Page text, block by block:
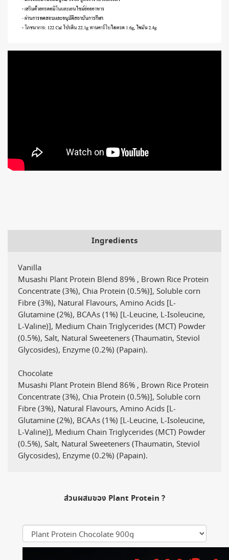
Ingredients
Vanilla
Musashi Plant Protein Blend 89% , Brown Rice Protein
Concentrate (3%), Chia Protein (0.5%)], Soluble corn
Fibre (3%), Natural Flavours, Amino Acids [L-
Glutamine (2%), BCAAs (1%) [L-Leucine, L-Isoleucine,
L-Valine)], Medium Chain Triglycerides (MCT) Powder
(0.5%), Salt, Natural Sweeteners (Thaumatin, Steviol
Glycosides), Enzyme (0.2%) (Papain).
Chocolate
Musashi Plant Protein Blend 86% , Brown Rice Protein
Concentrate (3%), Chia Protein (0.5%)], Soluble corn
Fibre (3%), Natural Flavours, Amino Acids [L-
Glutamine (2%), BCAAs (1%) [L-Leucine, L-Isoleucine,
L-Valine)], Medium Chain Triglycerides (MCT) Powder
(0.5%), Salt, Natural Sweeteners (Thaumatin, Steviol
Glycosides), Enzyme (0.2%) (Papain).
ส่วนผสมของ Plant Protein ?